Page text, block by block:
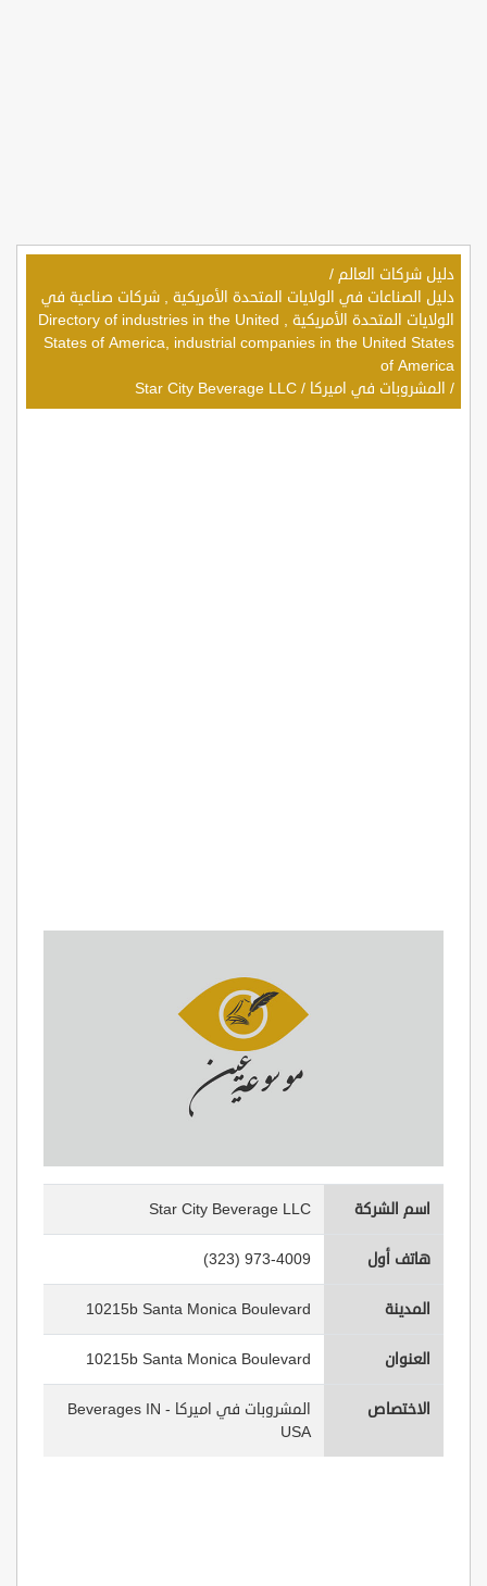
دليل شركات العالم /
دليل الصناعات في الولايات المتحدة الأمريكية , شركات صناعية في
الولايات المتحدة الأمريكية , Directory of industries in the United
States of America, industrial companies in the United States
of America
/ المشروبات في اميركا /
Star City Beverage LLC
اسم الشركة Star City Beverage LLC
هاتف أول (323) 973-4009
المدينة 10215b Santa Monica Boulevard
العنوان 10215b Santa Monica Boulevard
الاختصاص
المشروبات في اميركا - Beverages IN
USA